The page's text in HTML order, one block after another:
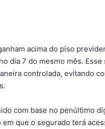
acima do piso
dia 7 do mesmo mês.
controlada, evitando
com base no penúltimo
que o segurado terá